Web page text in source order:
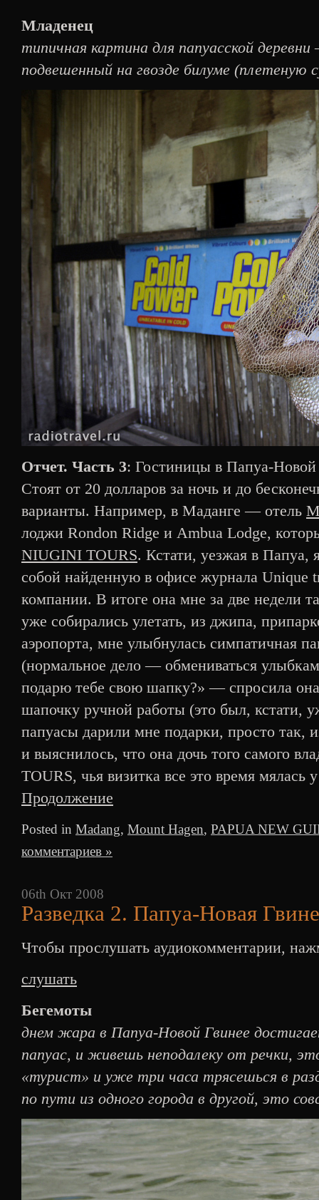
Младенец
типичная картина для папуасской
подвешенный на гвозде билуме (плетеную
Отчет. Часть 3: Гостиницы в Папуа-
Стоят от 20 долларов за ночь и до
варианты. Например, в Маданге — отель
лоджи Rondon Ridge и Ambua Lodge,
NIUGINI TOURS. Кстати, уезжая в Папуа,
собой найденную в офисе журнала Unique
компании. В итоге она мне за две недели
уже собирались улетать, из джипа,
аэропорта, мне улыбнулась симпатичная
(нормальное дело — обмениваться
подарю тебе свою шапку?» — спросила
шапочку ручной работы (это был, кстати,
папуасы дарили мне подарки, просто так,
и выяснилось, что она дочь того самого
TOURS, чья визитка все это время мялась
Продолжение
Posted in Madang, Mount Hagen, PAPUA NEW
комментариев »
06th Окт 2008
Разведка 2. Папуа-Новая
Чтобы прослушать аудиокомментарии,
слушать
Бегемоты
днем жара в Папуа-Новой Гвинее
папуас, и живешь неподалеку от речки,
«турист» и уже три часа трясешься в
по пути из одного города в другой, это